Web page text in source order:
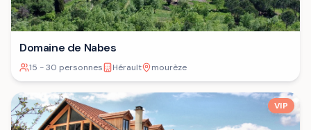
Domaine de Nabes
15 - 30 personnes Hérault mourèze
VIP